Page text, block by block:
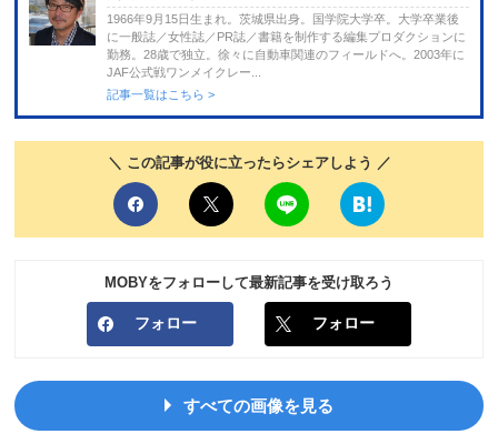
1966年9月15日生まれ。茨城県出身。国学院大学卒。大学卒業後
に一般誌／女性誌／PR誌／書籍を制作する編集プロダクションに
勤務。28歳で独立。徐々に自動車関連のフィールドへ。2003年に
JAF公式戦ワンメイクレー...
記事一覧はこちら >
＼ この記事が役に立ったらシェアしよう ／
MOBYをフォローして最新記事を受け取ろう
フォロー フォロー
すべての画像を見る